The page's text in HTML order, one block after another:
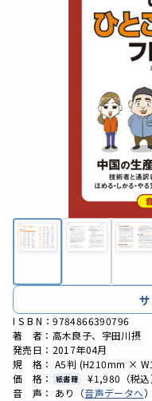
I S B N：9784866390796
著 者：高木良子、宇田川摂
発売日：2017年04月
規 格： A5判 (H210mm ×
価 格：
紙書籍 ¥1,980 （税込
音 声： あり（音声データへ）